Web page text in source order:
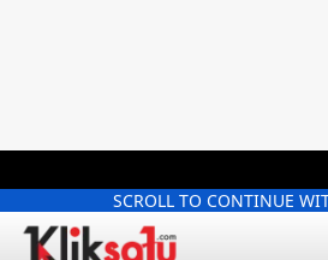
SCROLL TO CONTINUE